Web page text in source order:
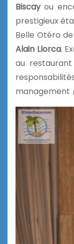
Biscayou
prestigieux
Belle Otéro
Alain Llorca.
au
management